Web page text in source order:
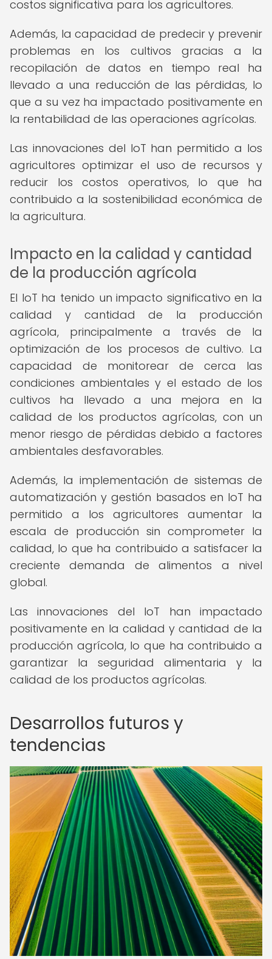
costos significativa para los agricultores.
Además, la capacidad de predecir y prevenir
problemas en los cultivos gracias a la
recopilación de datos en tiempo real ha
llevado a una reducción de las pérdidas, lo
que a su vez ha impactado positivamente en
la rentabilidad de las operaciones agrícolas.
Las innovaciones del IoT han permitido a los
agricultores optimizar el uso de recursos y
reducir los costos operativos, lo que ha
contribuido a la sostenibilidad económica de
la agricultura.
Impacto en la calidad y cantidad
de la producción agrícola
El IoT ha tenido un impacto significativo en la
calidad y cantidad de la producción
agrícola, principalmente a través de la
optimización de los procesos de cultivo. La
capacidad de monitorear de cerca las
condiciones ambientales y el estado de los
cultivos ha llevado a una mejora en la
calidad de los productos agrícolas, con un
menor riesgo de pérdidas debido a factores
ambientales desfavorables.
Además, la implementación de sistemas de
automatización y gestión basados en IoT ha
permitido a los agricultores aumentar la
escala de producción sin comprometer la
calidad, lo que ha contribuido a satisfacer la
creciente demanda de alimentos a nivel
global.
Las innovaciones del IoT han impactado
positivamente en la calidad y cantidad de la
producción agrícola, lo que ha contribuido a
garantizar la seguridad alimentaria y la
calidad de los productos agrícolas.
Desarrollos futuros y
tendencias